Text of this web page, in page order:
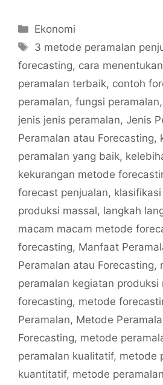
Categories
Ekonomi
Tags
3 metode peramalan
forecasting, cara
peramalan terbaik, contoh
peramalan, fungsi peramalan,
jenis jenis peramalan, Jenis
Peramalan atau Forecasting,
peramalan yang baik,
kekurangan metode
forecast penjualan,
produksi massal, langkah
macam macam metode
forecasting, Manfaat
Peramalan atau Forecasting,
peramalan kegiatan produksi
forecasting, metode
Peramalan, Metode
Forecasting, metode
peramalan kualitatif, metode
kuantitatif, metode